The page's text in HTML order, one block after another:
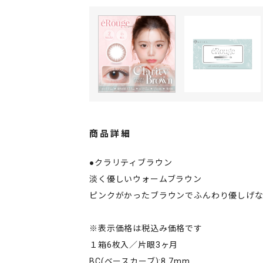
商品詳細
●クラリティブラウン
淡く優しいウォームブラウン
ピンクがかったブラウンでふんわり優しげ
※表示価格は税込み価格です
１箱6枚入／片眼3ヶ月